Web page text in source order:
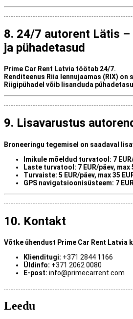
8. 24/7 autorent Lätis –
ja pühadetasud
Prime Car Rent Latvia töötab 24/7.
Renditeenus Riia lennujaamas (RIX) on
Riigipühadel võib lisanduda pühadetasu
9. Lisavarustus
Broneeringu tegemisel on saadaval
Imikule mõeldud turvatool: 7
Laste turvatool: 7 EUR/päev, max
Turvaiste: 5 EUR/päev, max 35
GPS navigatsioonisüsteem: 7
10. Kontakt
Võtke ühendust Prime Car Rent Latvia
Klienditugi: +371 2844 1166
Üldinfo: +371 2062 0080
E-post: info@primecarrent.com
Leedu